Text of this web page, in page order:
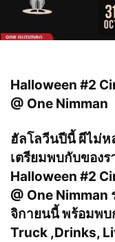
Halloween #2
@ One Nimman
ฮัลโลวีนปีนี้ ผีไม่ห
เตรียมพบกับของ
Halloween #2
@ One Nimman
จิกายนนี้ พร้อมพบ
Truck ,Drinks,